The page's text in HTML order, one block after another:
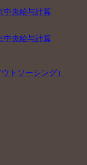
トソーシング）